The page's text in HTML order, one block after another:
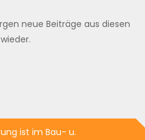
neue Beiträge aus diesen
ist im Bau- u.